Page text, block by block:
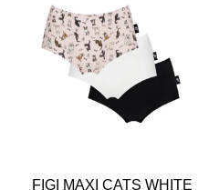
FIGI MAXI CATS WHITE